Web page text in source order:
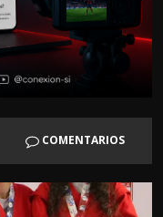
COMENTARIOS